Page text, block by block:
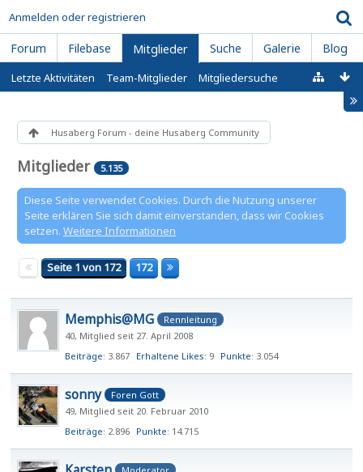
Anmelden oder registrieren
Forum Filebase Mitglieder Suche Galerie Blog
Letzte Aktivitäten Team-Mitglieder Mitgliedersuche
Husaberg Forum - deine Husaberg Community
Mitglieder 5.135
Diese Seite verwendet Cookies. Durch die Nutzung unserer
Seite erklären Sie sich damit einverstanden, dass wir Cookies
setzen. Weitere Informationen
Seite 1 von 172 172
Memphis@MG
Rennleitung
40 Mitglied seit 27. April 2008
Beiträge 3.867 Erhaltene Likes 9 Punkte 3.054
sonny
Foren Gott
49 Mitglied seit 20. Februar 2010
Beiträge 2.896 Punkte 14.715